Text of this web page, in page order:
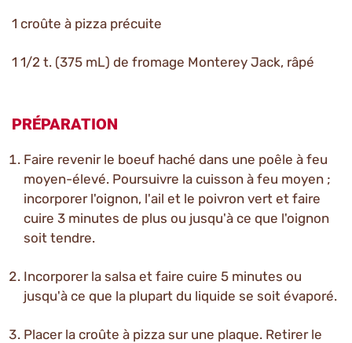
1 croûte à pizza précuite
1 1/2 t. (375 mL) de fromage Monterey Jack, râpé
PRÉPARATION
Faire revenir le boeuf haché dans une poêle à feu
moyen-élevé. Poursuivre la cuisson à feu moyen ;
incorporer l'oignon, l'ail et le poivron vert et faire
cuire 3 minutes de plus ou jusqu'à ce que l'oignon
soit tendre.
Incorporer la salsa et faire cuire 5 minutes ou
jusqu'à ce que la plupart du liquide se soit évaporé.
Placer la croûte à pizza sur une plaque. Retirer le